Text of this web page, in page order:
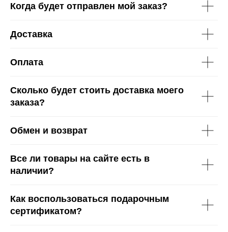
Когда будет отправлен мой заказ?
Доставка
Оплата
Сколько будет стоить доставка моего
заказа?
Обмен и возврат
Все ли товары на сайте есть в
наличии?
Как воспользоваться подарочным
сертификатом?